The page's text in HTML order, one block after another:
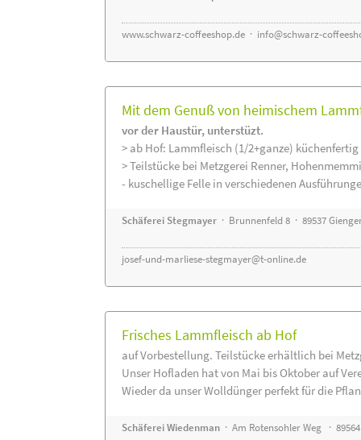
www.schwarz-coffeeshop.de · info@schwarz-
Mit dem Genuß von heimischem
vor der Haustür, unterstüzt.
> ab Hof: Lammfleisch (1/2+ganze)
> Teilstücke bei Metzgerei Renner,
- kuschellige Felle in verschiedenen
Schäferei Stegmayer · Brunnenfeld 8 · 89537
josef-und-marliese-stegmayer@t-online.de
Frisches Lammfleisch ab Hof
auf Vorbestellung. Teilstücke erhältlich bei
Unser Hofladen hat von Mai bis Oktober auf
Wieder da unser Wolldünger perfekt für die
Schäferei Wiedenman · Am Rotensohler Weg ·